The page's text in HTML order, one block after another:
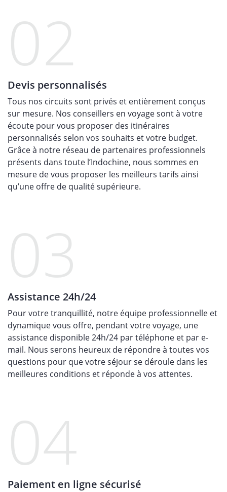
02
Devis personnalisés
Tous nos circuits sont privés et entièrement conçus
sur mesure. Nos conseillers en voyage sont à votre
écoute pour vous proposer des itinéraires
personnalisés selon vos souhaits et votre budget.
Grâce à notre réseau de partenaires professionnels
présents dans toute l’Indochine, nous sommes en
mesure de vous proposer les meilleurs tarifs ainsi
qu’une offre de qualité supérieure.
03
Assistance 24h/24
Pour votre tranquillité, notre équipe professionnelle et
dynamique vous offre, pendant votre voyage, une
assistance disponible 24h/24 par téléphone et par e-
mail. Nous serons heureux de répondre à toutes vos
questions pour que votre séjour se déroule dans les
meilleures conditions et réponde à vos attentes.
04
Paiement en ligne sécurisé